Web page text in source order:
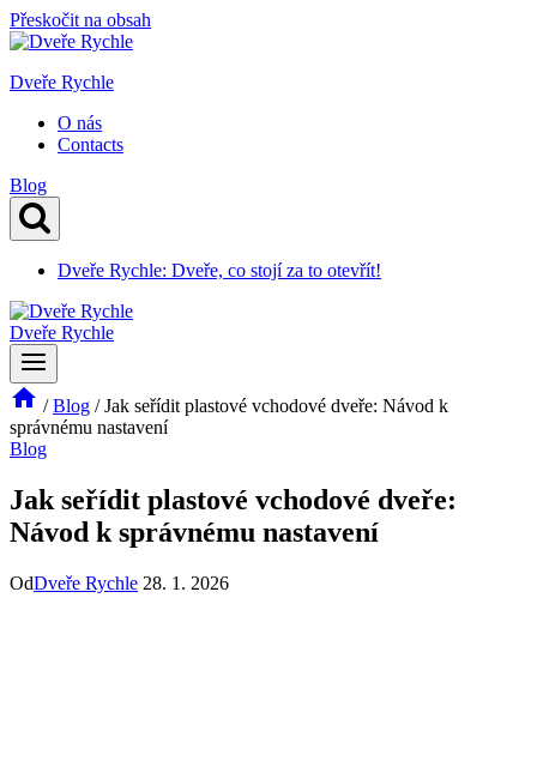
Přeskočit na obsah
Dveře Rychle
O nás
Contacts
Blog
Dveře Rychle: Dveře, co stojí za to otevřít!
Dveře Rychle
/ Blog / Jak seřídit plastové vchodové dveře: Návod k
správnému nastavení
Blog
Jak seřídit plastové vchodové dveře:
Návod k správnému nastavení
OdDveře Rychle 28. 1. 2026